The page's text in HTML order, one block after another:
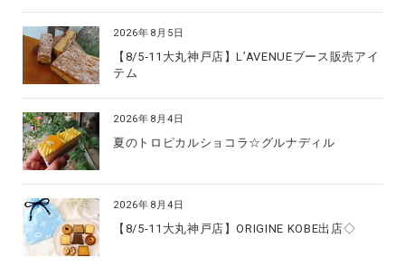
【8/5‐11大丸神戸店】L’AVENUEブース販売アイ
テム
2026年8月5日
夏のトロピカルショコラ☆グルナディル
2026年8月4日
【8/5-11大丸神戸店】ORIGINE KOBE出店◇
2026年8月4日